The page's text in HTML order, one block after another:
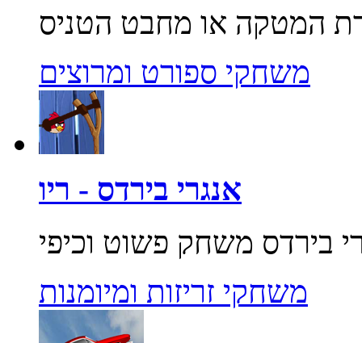
משחקי ספורט ומרוצים
אנגרי בירדס - ריו
משחקי זריזות ומיומנות